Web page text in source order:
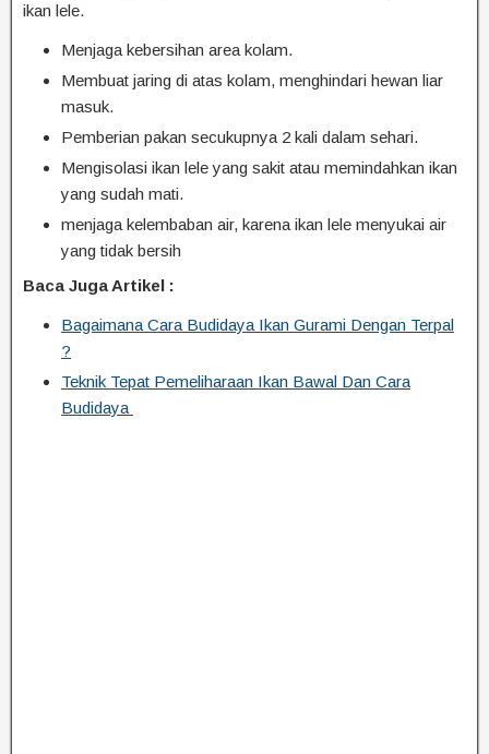
ikan lele.
Menjaga kebersihan area kolam.
Membuat jaring di atas kolam, menghindari hewan liar
masuk.
Pemberian pakan secukupnya 2 kali dalam sehari.
Mengisolasi ikan lele yang sakit atau memindahkan ikan
yang sudah mati.
menjaga kelembaban air, karena ikan lele menyukai air
yang tidak bersih
Baca Juga Artikel :
Bagaimana Cara Budidaya Ikan Gurami Dengan Terpal
?
Teknik Tepat Pemeliharaan Ikan Bawal Dan Cara
Budidaya